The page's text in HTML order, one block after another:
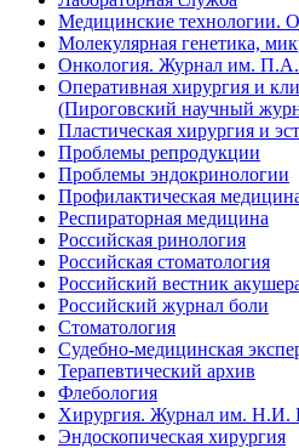
Медицинские технологии.
Молекулярная генетика,
Онкология. Журнал им. П.А.
Оперативная хирургия и
(Пироговский научный
Пластическая хирургия и
Проблемы репродукции
Проблемы эндокринологии
Профилактическая
Респираторная медицина
Российская ринология
Российская стоматология
Российский вестник
Российский журнал боли
Стоматология
Судебно-медицинская
Терапевтический архив
Флебология
Хирургия. Журнал им. Н.И.
Эндоскопическая хирургия